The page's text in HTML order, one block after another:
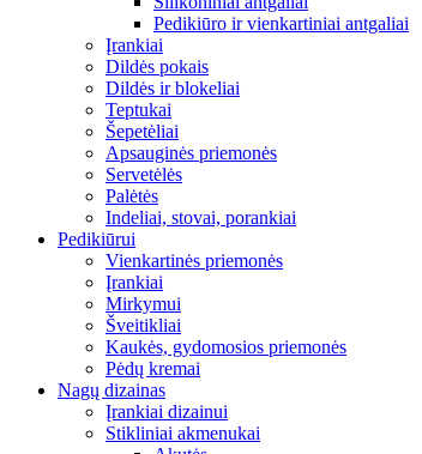
Pedikiūro ir vienkartiniai antgaliai
Įrankiai
Dildės pokais
Dildės ir blokeliai
Teptukai
Šepetėliai
Apsauginės priemonės
Servetėlės
Palėtės
Indeliai, stovai, porankiai
Pedikiūrui
Vienkartinės priemonės
Įrankiai
Mirkymui
Šveitikliai
Kaukės, gydomosios priemonės
Pėdų kremai
Nagų dizainas
Įrankiai dizainui
Stikliniai akmenukai